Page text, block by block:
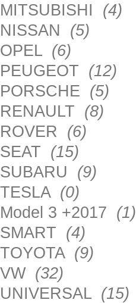
MITSUBISHI (4)
NISSAN (5)
OPEL (6)
PEUGEOT (12)
PORSCHE (5)
RENAULT (8)
ROVER (6)
SEAT (15)
SUBARU (9)
TESLA (0)
Model 3 +2017 (1)
SMART (4)
TOYOTA (9)
VW (32)
UNIVERSAL (15)